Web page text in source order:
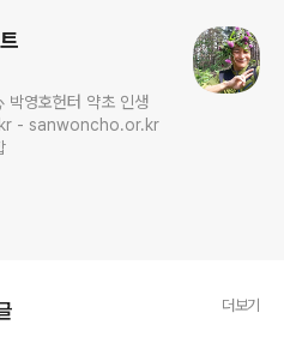
박영호헌터 약초 인생
더보기